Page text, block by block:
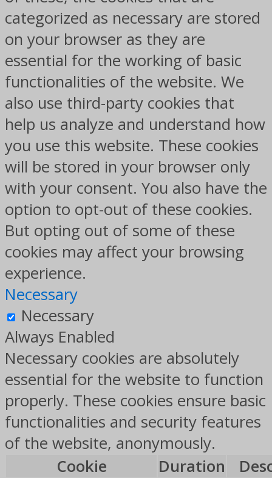
categorized as necessary are stored
on your browser as they are
essential for the working of basic
functionalities of the website. We
also use third-party cookies that
help us analyze and understand how
you use this website. These cookies
will be stored in your browser only
with your consent. You also have the
option to opt-out of these cookies.
But opting out of some of these
cookies may affect your browsing
experience.
Necessary
Necessary
Always Enabled
Necessary cookies are absolutely
essential for the website to function
properly. These cookies ensure basic
functionalities and security features
of the website, anonymously.
Cookie
Duration